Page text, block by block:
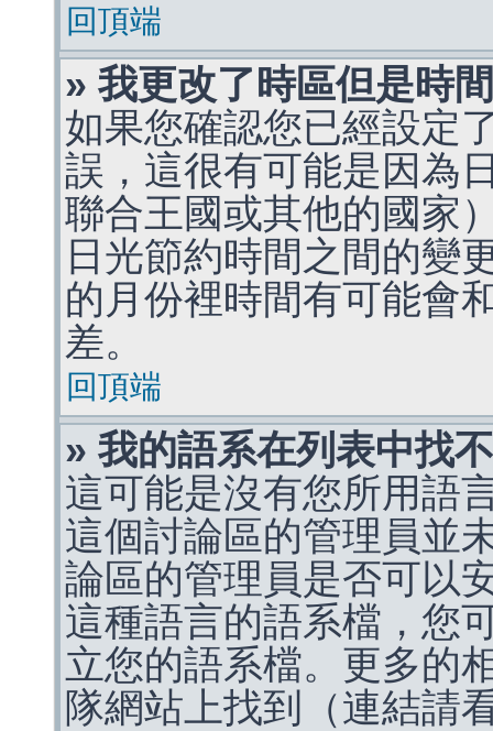
回頂端
» 我更改了時區但是時
如果您確認您已經設定
誤，這很有可能是因為
聯合王國或其他的國家
日光節約時間之間的變
的月份裡時間有可能會
差。
回頂端
» 我的語系在列表中找
這可能是沒有您所用語
這個討論區的管理員並
論區的管理員是否可以
這種語言的語系檔，您
立您的語系檔。更多的
隊網站上找到（連結請